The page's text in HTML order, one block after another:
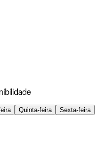
Quinta-feira
Sexta-feira